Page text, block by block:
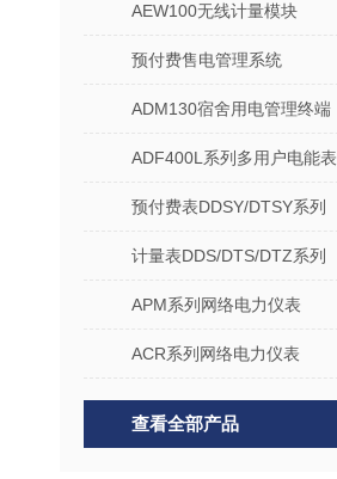
AEW100无线计量模块
预付费售电管理系统
ADM130宿舍用电管理终端
ADF400L系列多用户电能表
预付费表DDSY/DTSY系列
计量表DDS/DTS/DTZ系列
APM系列网络电力仪表
ACR系列网络电力仪表
查看全部产品